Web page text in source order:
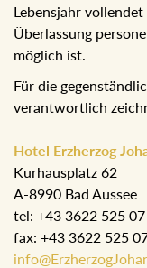
Lebensjahr
Überlassung
Alter möglich ist.
Für die
verantwortlich
Hotel Erzherzog
Kurhausplatz 62
A-8990 Bad Aussee
tel: +43 3622 525 07
fax: +43 3622 525